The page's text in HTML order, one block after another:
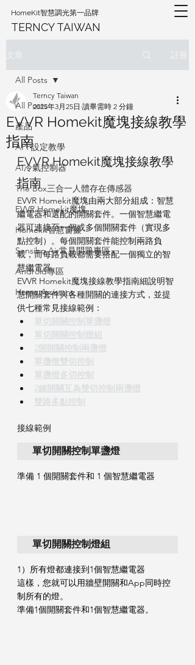
HomeKit智慧調光第一品牌
TERNCY TAIWAN
All Posts
產品
APP設定教學
AI冷氣控制器
The Box三合一人體存在傳感器
EVVR Homekit魔塊
Homekit智慧窗簾
Sensibo Air常見問題專區
Android專區
Home Assistant
All Posts
EVVR Homekit魔塊接線教學
指南
Terncy Taiwan
2025年3月25日 讀畢需時 2 分鐘
EVVR Homekit魔塊接線教學
指南
EVVR Homekit魔塊由兩大部分組成：智慧
繼電器和選配的開關套件。一個智慧繼電
器可連接至一個或多個開關套件（實現多
點控制）。每個開關套件能控制兩路負
載，而每路負載都需要搭配一個獨立的智
慧繼電器。
EVVR Homekit魔塊接線教學指南細說明智
慧開關套件與各種開關的連接方式，並提
供七種常見接線範例：
接線範例
單切開關控制單盞燈
準備 1 個開關套件和 1 個智慧繼電器
單切開關控制燈組
1）所有燈都連接到1個智慧繼電器
這樣，您就可以用牆壁開關和App同時控
制所有的燈。
準備1個開關套件和1個智慧繼電器。